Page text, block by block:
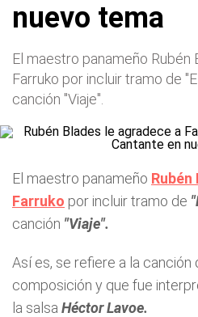
nuevo tema
El maestro panameño Rubén
Farruko por incluir tramo de
canción "Viaje".
El maestro panameño Rubén
Farruko por incluir tramo de
canción "Viaje".
Así es, se refiere a la canción
composición y que fue
la salsa Héctor Lavoe.